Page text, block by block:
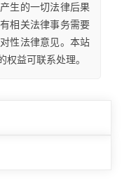
生的一切法律后果
相关法律事务需要
性法律意见。本站
益可联系处理。